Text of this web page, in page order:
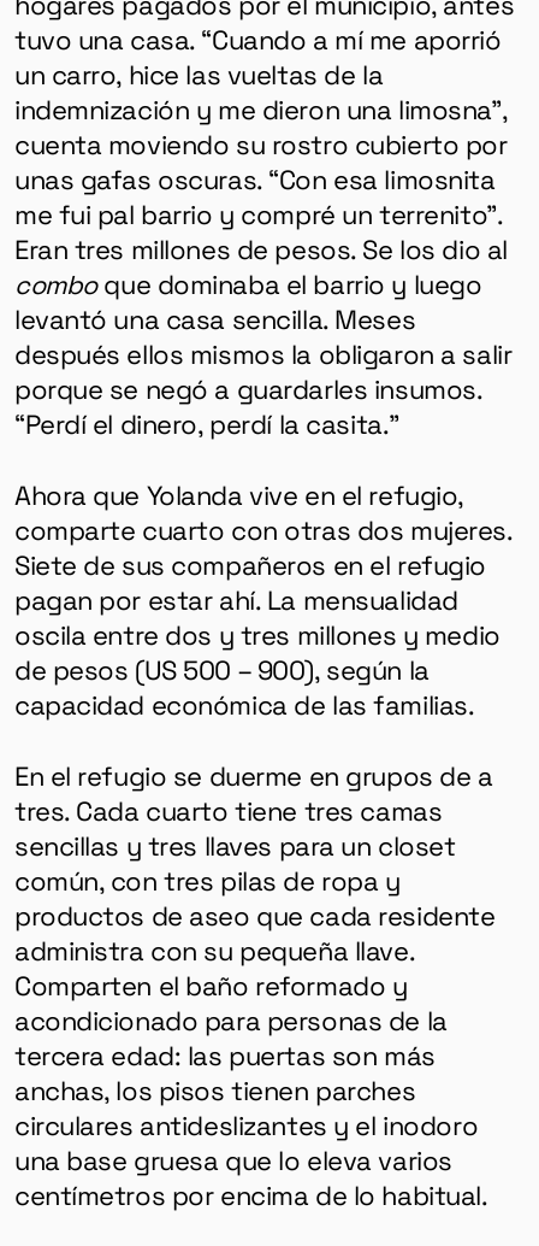
tuvo una casa. “Cuando a mí me aporrió
un carro, hice las vueltas de la
indemnización y me dieron una limosna”,
cuenta moviendo su rostro cubierto por
unas gafas oscuras. “Con esa limosnita
me fui pal barrio y compré un terrenito”.
Eran tres millones de pesos. Se los dio al
comboque dominaba el barrio y luego
levantó una casa sencilla. Meses
después ellos mismos la obligaron a salir
porque se negó a guardarles insumos.
“Perdí el dinero, perdí la casita.”
Ahora que Yolanda vive en el refugio,
comparte cuarto con otras dos mujeres.
Siete de sus compañeros en el refugio
pagan por estar ahí. La mensualidad
oscila entre dos y tres millones y medio
de pesos (US 500 – 900), según la
capacidad económica de las familias.
En el refugio se duerme en grupos de a
tres. Cada cuarto tiene tres camas
sencillas y tres llaves para un closet
común, con tres pilas de ropa y
productos de aseo que cada residente
administra con su pequeña llave.
Comparten el baño reformado y
acondicionado para personas de la
tercera edad: las puertas son más
anchas, los pisos tienen parches
circulares antideslizantes y el inodoro
una base gruesa que lo eleva varios
centímetros por encima de lo habitual.